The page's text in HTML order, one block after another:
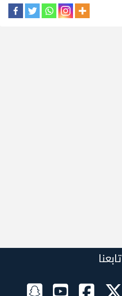
تابعنا